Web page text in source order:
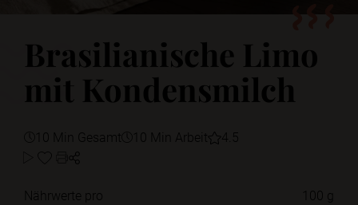
Brasilianische Limo
mit Kondensmilch
10 Min Gesamt 10 Min Arbeit 4.5
Nährwerte pro
100 g